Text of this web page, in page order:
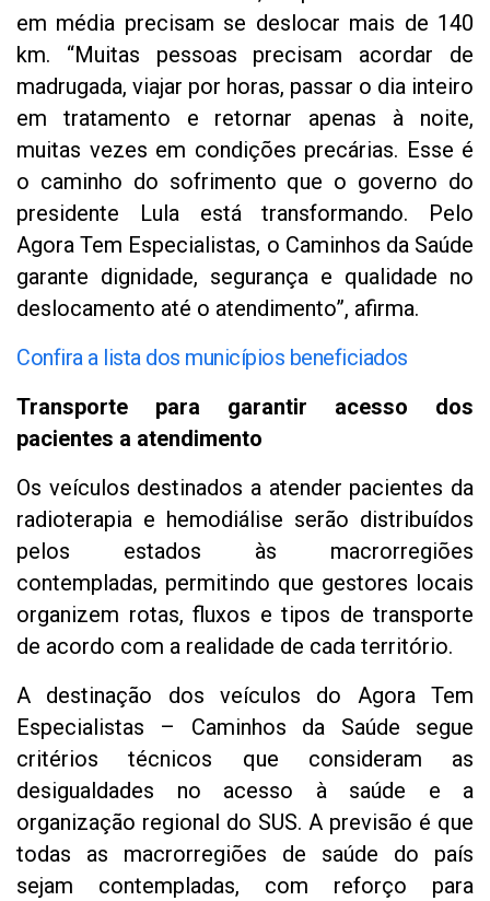
em média precisam se deslocar mais de 140
km. “Muitas pessoas precisam acordar de
madrugada, viajar por horas, passar o dia inteiro
em tratamento e retornar apenas à noite,
muitas vezes em condições precárias. Esse é
o caminho do sofrimento que o governo do
presidente Lula está transformando. Pelo
Agora Tem Especialistas, o Caminhos da Saúde
garante dignidade, segurança e qualidade no
deslocamento até o atendimento”, afirma.
Confira a lista dos municípios beneficiados
Transporte para garantir acesso dos
pacientes a atendimento
Os veículos destinados a atender pacientes da
radioterapia e hemodiálise serão distribuídos
pelos estados às macrorregiões
contempladas, permitindo que gestores locais
organizem rotas, fluxos e tipos de transporte
de acordo com a realidade de cada território.
A destinação dos veículos do Agora Tem
Especialistas – Caminhos da Saúde segue
critérios técnicos que consideram as
desigualdades no acesso à saúde e a
organização regional do SUS. A previsão é que
todas as macrorregiões de saúde do país
sejam contempladas, com reforço para